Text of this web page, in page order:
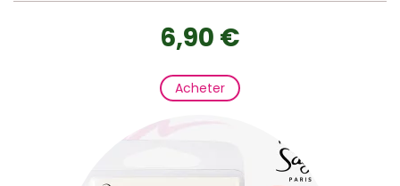
6,90 €
Acheter